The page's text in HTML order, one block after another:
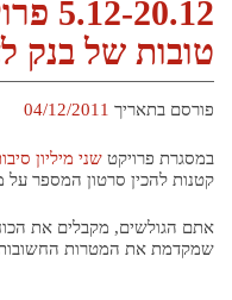
טובות של בנק
פורסם בתאריך 04/12/2011
במסגרת פרויקט שני מיליון
קטנות להכין סרטון המספר על
אתם הגולשים, מקבלים את
שמקדמת את המטרות